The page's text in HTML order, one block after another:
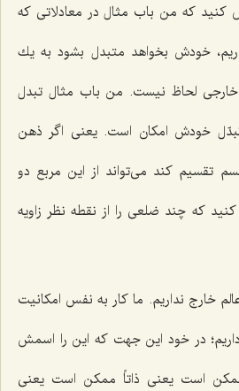
كنید كه من باب مثال در معادلاتى كه
خودش بخواهد متبدل بشود به یك
لحاظ نیست. من باب مثال تبدل
خودش امكان است. یعنى اگر ذهن
تقسیم كند مى‌تواند از این مربع دو
كه چند ضلعى را از نقطه نظر زاویه
خارج نداریم. ما كار به نفس امكانیت
داریم؛ در خود این جهت كه این را اسمش
ممكن است یعنى ذاتاً ممكن است یعنى